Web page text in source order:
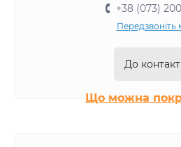
Сухий корм Savory для котів
Сухий корм Half&Half для котів
+38 (073)
Передзвоніть
До
Що можна